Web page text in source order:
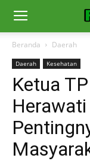
Beranda Daerah
Daerah Kesehatan
Ketua